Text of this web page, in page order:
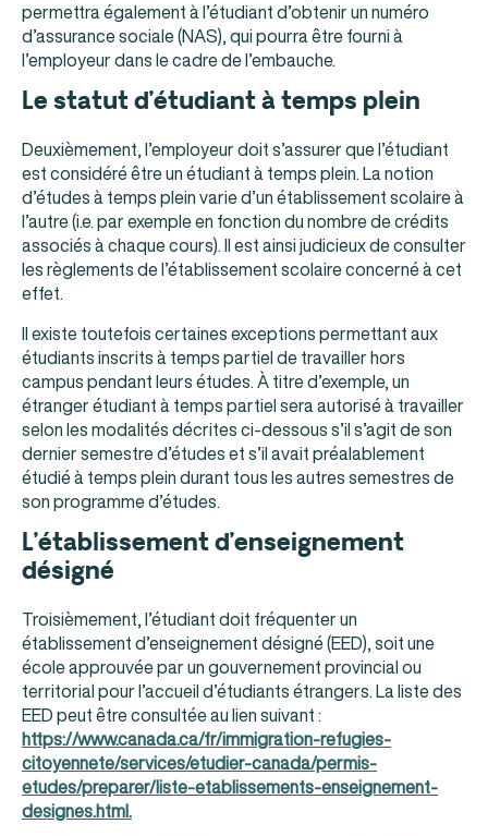
permettra également à l’étudiant d’obtenir un numéro
d’assurance sociale (NAS), qui pourra être fourni à
l’employeur dans le cadre de l’embauche.
Le statut d’étudiant à temps plein
Deuxièmement, l’employeur doit s’assurer que l’étudiant
est considéré être un étudiant à temps plein. La notion
d’études à temps plein varie d’un établissement scolaire à
l’autre (i.e. par exemple en fonction du nombre de crédits
associés à chaque cours). Il est ainsi judicieux de consulter
les règlements de l’établissement scolaire concerné à cet
effet.
Il existe toutefois certaines exceptions permettant aux
étudiants inscrits à temps partiel de travailler hors
campus pendant leurs études. À titre d’exemple, un
étranger étudiant à temps partiel sera autorisé à travailler
selon les modalités décrites ci-dessous s’il s’agit de son
dernier semestre d’études et s’il avait préalablement
étudié à temps plein durant tous les autres semestres de
son programme d’études.
L’établissement d’enseignement
désigné
Troisièmement, l’étudiant doit fréquenter un
établissement d’enseignement désigné (EED), soit une
école approuvée par un gouvernement provincial ou
territorial pour l’accueil d’étudiants étrangers. La liste des
EED peut être consultée au lien suivant :
https://www.canada.ca/fr/immigration-refugies-
citoyennete/services/etudier-canada/permis-
etudes/preparer/liste-etablissements-enseignement-
designes.html.